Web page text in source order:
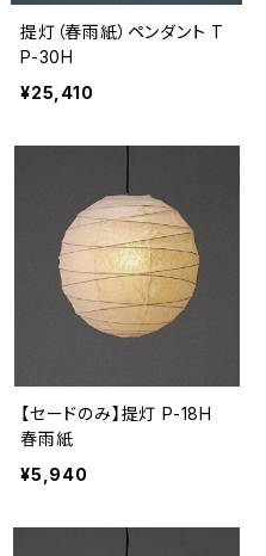
提灯（春雨紙）ペンダント T
P-30H
¥25,410
【セードのみ】提灯 P-18H
春雨紙
¥5,940